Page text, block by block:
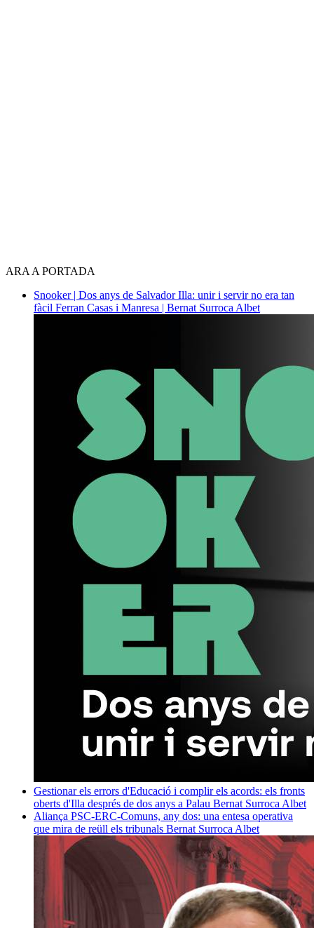
ARA A PORTADA
Snooker | Dos anys de Salvador Illa: unir i servir no era tan
fàcil Ferran Casas i Manresa | Bernat Surroca Albet
Gestionar els errors d'Educació i complir els acords: els fronts
oberts d'Illa després de dos anys a Palau Bernat Surroca Albet
Aliança PSC-ERC-Comuns, any dos: una entesa operativa
que mira de reüll els tribunals Bernat Surroca Albet